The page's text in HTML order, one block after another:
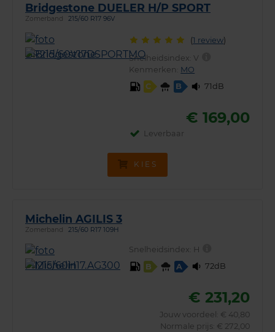
Bridgestone DUELER H/P SPORT
Zomerband 215/60 R17 96V
(1 review)
Snelheidsindex:V
Kenmerken: MO
C
B 71dB
€ 169,00
Leverbaar
KIES
Michelin AGILIS 3
Zomerband 215/60 R17 109H
Snelheidsindex: H
B
A 72dB
€ 231,20
Jouw voordeel: € 40,80
Normale prijs: € 272,00